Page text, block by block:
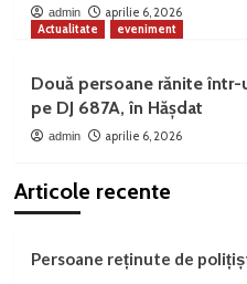
admin
aprilie 6, 2026
Actualitate
eveniment
Două persoane rănite
pe DJ 687A, în Hășdat
admin aprilie 6, 2026
Articole recente
Persoane reținute de